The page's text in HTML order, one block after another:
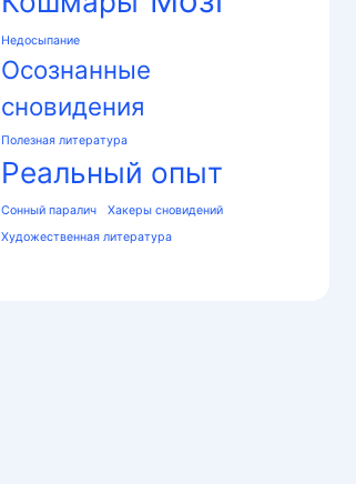
Недосыпание
Осознанные
сновидения
Полезная литература
Реальный опыт
Сонный паралич
Хакеры сновидений
Художественная литература